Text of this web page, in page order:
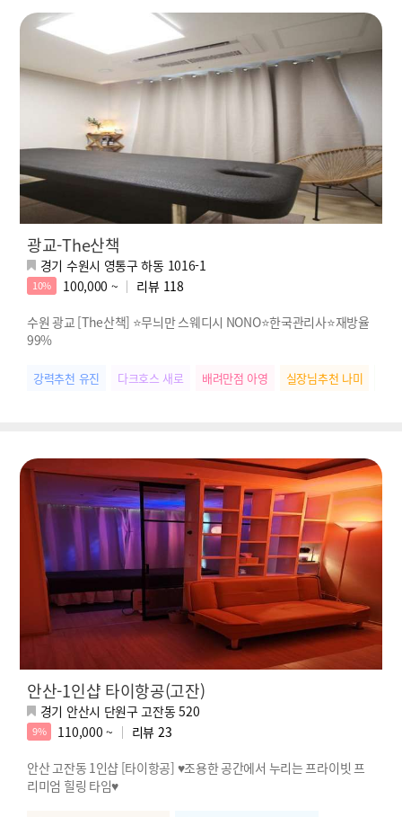
광교-The산책
경기 수원시 영통구 하동 1016-1
10% 100,000 ~ 리뷰 118
수원 광교 [The산책] ⭐무늬만 스웨디시 NONO⭐한국관리사⭐재방율
99%
강력추천 유진 다크호스 새로 배려만점 아영 실장님추천 나미
안산-1인샵 타이항공(고잔)
경기 안산시 단원구 고잔동 520
9% 110,000 ~ 리뷰 23
안산 고잔동 1인샵 [타이항공] ♥조용한 공간에서 누리는 프라이빗 프
리미엄 힐링 타임♥